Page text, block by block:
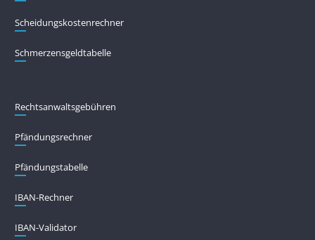
Scheidungskostenrechner
Schmerzensgeldtabelle
Rechtsanwaltsgebühren
Pfändungs­rechner
Pfändungs­tabelle
IBAN-Rechner
IBAN-Validator